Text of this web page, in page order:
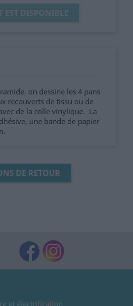
EST DISPONIBLE
on dessine les 4 pans
recouverts de tissu ou de
de la colle vinylique. La
une bande de papier
DE RETOUR
et électrification